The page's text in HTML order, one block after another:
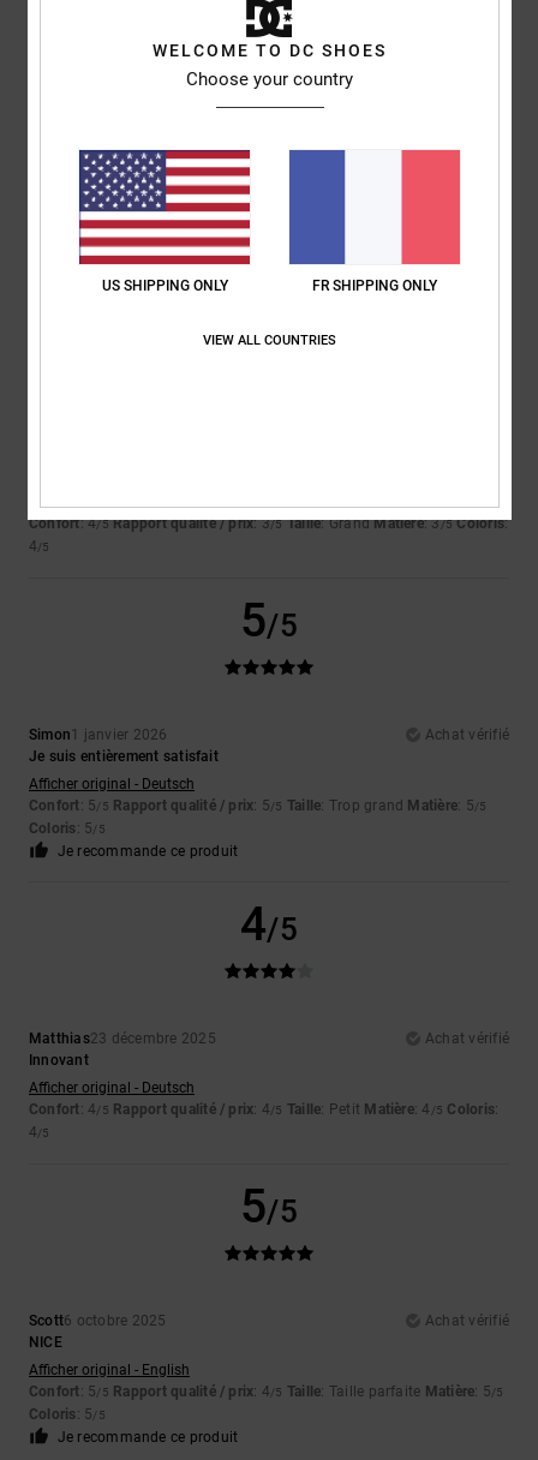
Taille
Coloris
4/5
Confort: 4/5 Rapport qualité / prix: 3/5 Taille: GrandMatière: 3/5 Coloris:
4/5
5/5
Simon1 janvier 2026
Achat vérifié
Je suis entièrement satisfait
Afficher original - Deutsch
Confort: 5/5 Rapport qualité / prix: 5/5 Taille: Trop grand Matière: 5/5
Coloris: 5/5
Je recommande ce produit
4/5
Matthias23 décembre 2025
Achat vérifié
Innovant
Afficher original - Deutsch
Confort: 4/5 Rapport qualité / prix: 4/5 Taille: Petit Matière: 4 /5 Coloris:
4/5
5/5
Scott6 octobre 2025
Achat vérifié
NICE
Afficher original - English
Confort: 5/5 Rapport qualité / prix: 4/5 Taille: Taille parfaite Matière: 5/5
Coloris: 5/5
Je recommande ce produit
WELCOME TO DC SHOES
Choose your country
US SHIPPING ONLY FR SHIPPING ONLY
VIEW ALL COUNTRIES